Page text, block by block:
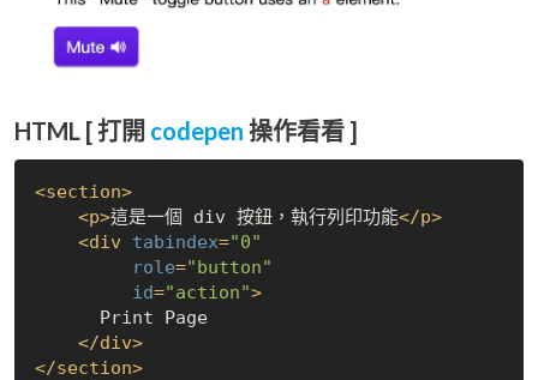
HTML [ 打開 codepen 操作看看 ]
<section>
<p>這是一個 div 按鈕，執行列印功能</p>
<div tabindex="0"
role="button"
id="action">
</div>
</section>